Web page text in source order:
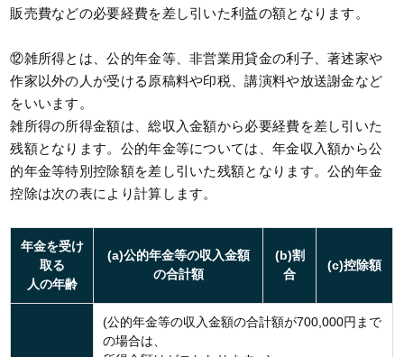
販売費などの必要経費を差し引いた利益の額となります。
⑫雑所得とは、公的年金等、非営業用貸金の利子、著述家や
作家以外の人が受ける原稿料や印税、講演料や放送謝金など
をいいます。
雑所得の所得金額は、総収入金額から必要経費を差し引いた
残額となります。公的年金等については、年金収入額から公
的年金等特別控除額を差し引いた残額となります。公的年金
控除は次の表により計算します。
年金を受け
取る
人の年齢
(a)公的年金等の収入金額
の合計額
(b)割
合
(c)控除額
(公的年金等の収入金額の合計額が700,000円まで
の場合は、